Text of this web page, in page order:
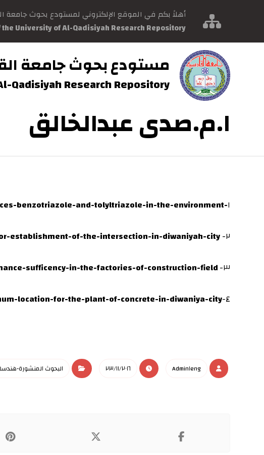
أهلاً بكم في الموقع الإلكتروني لمستودع بحوث جامعة
University of Al-Qadisiyah Research Repository
مستودع بحوث جامعة
Qadisiyah Research Repository
ا.م.صدى عبدالخالق
١-from-dishwasher-to-tap-xenobiotic-substances-benzotriazole-and-tolyltriazole-in-the-environment
٢- establishment-of-the-intersection-in-diwaniyah-city
٣-
٤- location-for-the-plant-of-concrete-in-diwaniya-city
Admin١eng ٢٣/١١/٢٠١٦ البحوث المنشورة-